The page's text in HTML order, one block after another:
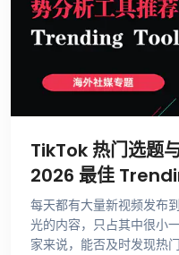
TikTok 热门选题
2026 最佳
每天都有大量新视频发布
光的内容，只占其中很小
家来说，能否及时发现热